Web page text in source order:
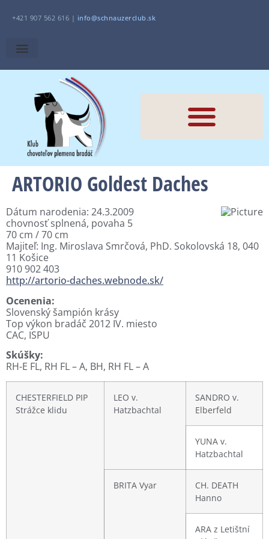
+421 907 562 616 | info@schnauzerclub.sk
ARTORIO Goldest Daches
Dátum narodenia: 24.3.2009
chovnosť splnená, povaha 5
70 cm / 70 cm
Majiteľ: Ing. Miroslava Smrčová, PhD. Sokolovská 18, 040
11 Košice
910 902 403
http://artorio-daches.webnode.sk/
Ocenenia:
Slovenský šampión krásy
Top výkon bradáč 2012 IV. miesto
CAC, ISPU
Skúšky:
RH-E FL, RH FL – A, BH, RH FL – A
CHESTERFIELD PIP
Strážce klidu
LEO v.
Hatzbachtal
SANDRO v.
Elberfeld
YUNA v.
Hatzbachtal
BRITA Vyar
CH. DEATH
Hanno
ARA z Letištní